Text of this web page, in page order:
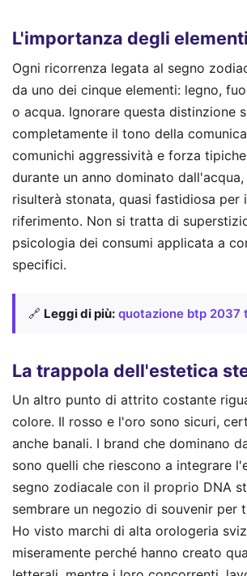
L'importanza degli
Ogni ricorrenza legata al segno
da uno dei cinque elementi: legno,
o acqua. Ignorare questa distinzione
completamente il tono della
comunichi aggressività e forza
durante un anno dominato
risulterà stonata, quasi fastidiosa per
riferimento. Non si tratta di
psicologia dei consumi applicata a
specifici.
🔗 Leggi di più: quotazione btp 2037
La trappola dell'estetica
Un altro punto di attrito costante
colore. Il rosso e l'oro sono sicuri,
anche banali. I brand che dominano
sono quelli che riescono a integrare
segno zodiacale con il proprio DNA
sembrare un negozio di souvenir per
Ho visto marchi di alta orologeria
miseramente perché hanno creato